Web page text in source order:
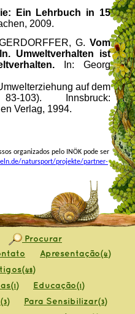
Ein Lehrbuch in 15
2009.
G. Vom
Umweltverhalten ist
In: Georg
auf dem
103). Innsbruck:
Verlag, 1994.
organizados pelo INÖK pode ser
natursport/projekte/partner-
Procurar
Apresentação(4)
(48)
(1) Educação(1)
(3) Para Sensibilizar(3)